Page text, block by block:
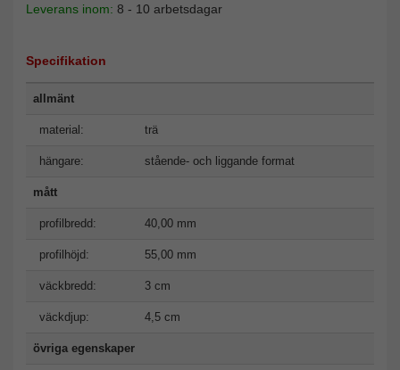
Leverans inom: 8 - 10 arbetsdagar
Specifikation
allmänt
material: trä
hängare: stående- och liggande format
mått
profilbredd: 40,00 mm
profilhöjd: 55,00 mm
väckbredd: 3 cm
väckdjup: 4,5 cm
övriga egenskaper